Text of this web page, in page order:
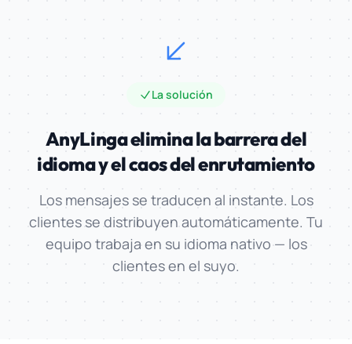
La solución
AnyLinga elimina la barrera del
idiomay el caos del enrutamiento
Los mensajes se traducen al instante. Los
clientes se distribuyen automáticamente. Tu
equipo trabaja en su idioma nativo — los
clientes en el suyo.